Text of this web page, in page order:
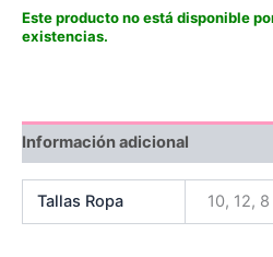
Este producto no está disponible
existencias.
Información adicional
Tallas Ropa 10, 12, 8